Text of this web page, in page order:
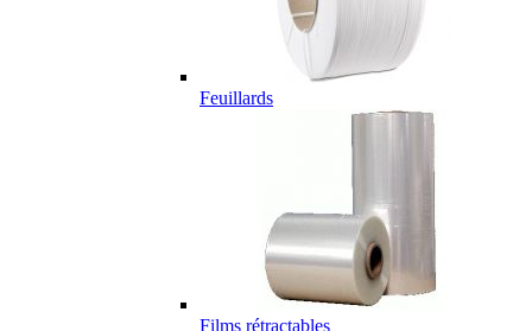
Feuillards
Films rétractables